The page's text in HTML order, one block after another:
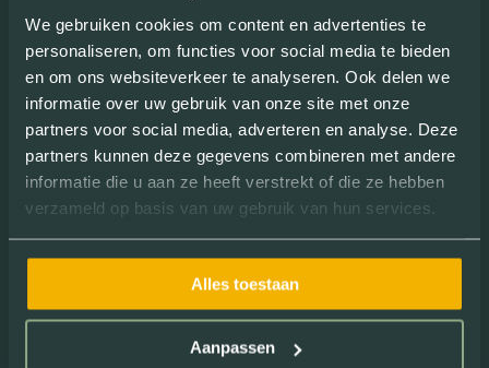
We gebruiken cookies om content en advertenties te
personaliseren, om functies voor social media te bieden
en om ons websiteverkeer te analyseren. Ook delen we
informatie over uw gebruik van onze site met onze
partners voor social media, adverteren en analyse. Deze
partners kunnen deze gegevens combineren met andere
informatie die u aan ze heeft verstrekt of die ze hebben
verzameld op basis van uw gebruik van hun services.
Alles toestaan
Aanpassen
Review van: Milou Nielissen
nieuwe interessante plekjes
kennen. Superleuk! ”